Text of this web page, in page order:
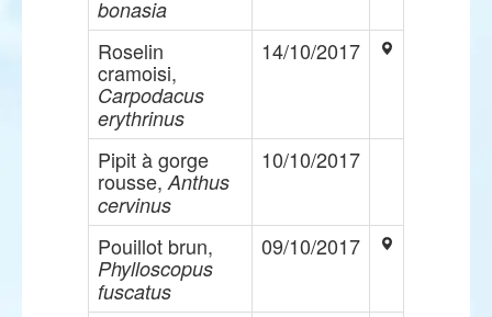
bonasia
Roselin
cramoisi,
Carpodacus
erythrinus
14/10/2017
Pipit à gorge
rousse,Anthus
cervinus
10/10/2017
Pouillot brun,
Phylloscopus
fuscatus
09/10/2017